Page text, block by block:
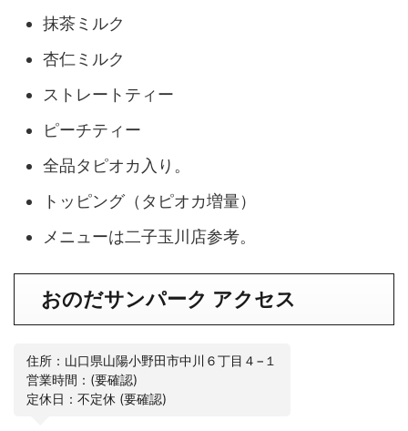
抹茶ミルク
杏仁ミルク
ストレートティー
ピーチティー
全品タピオカ入り。
トッピング（タピオカ増量）
メニューは二子玉川店参考。
おのだサンパーク アクセス
住所：山口県山陽小野田市中川６丁目４−１
営業時間：(要確認)
定休日：不定休 (要確認)